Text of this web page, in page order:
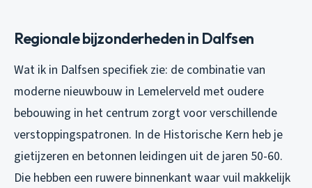
Regionale bijzonderheden in Dalfsen
Wat ik in Dalfsen specifiek zie: de combinatie van
moderne nieuwbouw in Lemelerveld met oudere
bebouwing in het centrum zorgt voor verschillende
verstoppingspatronen. In de Historische Kern heb je
gietijzeren en betonnen leidingen uit de jaren 50-60.
Die hebben een ruwere binnenkant waar vuil makkelijk